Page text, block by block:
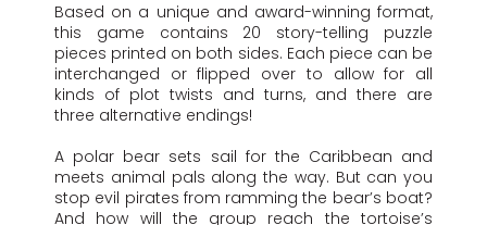
Based on a unique and award-winning format,
this game contains 20 story-telling puzzle
pieces printed on both sides. Each piece can be
interchanged or flipped over to allow for all
kinds of plot twists and turns, and there are
three alternative endings!
A polar bear sets sail for the Caribbean and
meets animal pals along the way. But can you
stop evil pirates from ramming the bear’s boat?
And how will the group reach the tortoise’s